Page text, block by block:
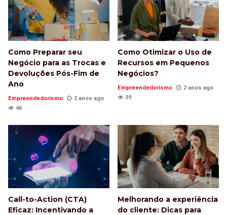
Como Preparar seu
Negócio para as Trocas e
Devoluções Pós-Fim de
Ano
Empreendedorismo
2 anos ago
46
Como Otimizar o Uso de
Recursos em Pequenos
Negócios?
Empreendedorismo
2 anos ago
39
Call-to-Action (CTA)
Eficaz: Incentivando a
Melhorando a experiência
do cliente: Dicas para